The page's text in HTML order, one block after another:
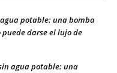
potable: una bomba
darse el lujo de
agua potable: una